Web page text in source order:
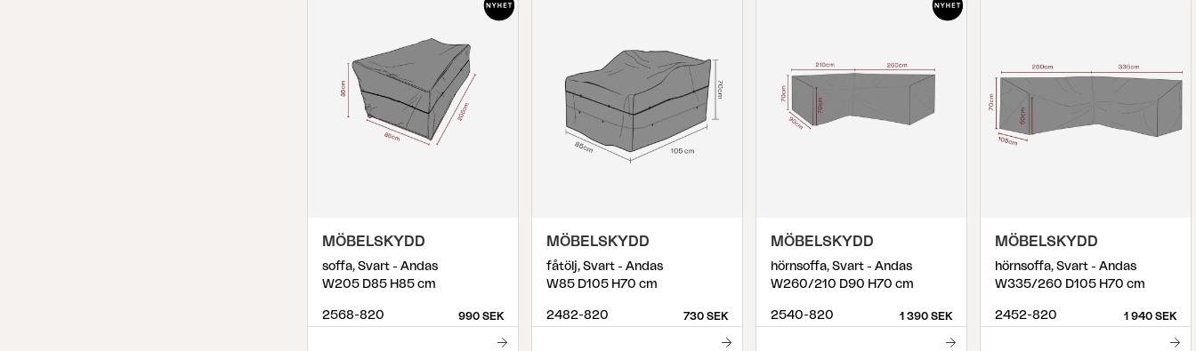
MÖBELSKYDD
soffa, Svart - Andas
W205 D85 H85 cm
2568-820 990 SEK
MÖBELSKYDD
fåtölj, Svart - Andas
W85 D105 H70 cm
2482-820 730 SEK
MÖBELSKYDD
hörnsoffa, Svart - Andas
W260/210 D90 H70 cm
2540-820 1 390 SEK
MÖBELSKYDD
hörnsoffa, Svart - Andas
W335/260 D105 H70 cm
2452-820 1 940 SEK